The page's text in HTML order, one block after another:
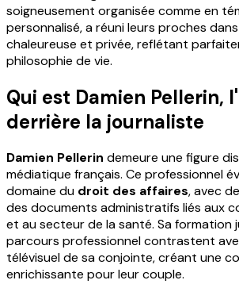
soigneusement organisée comme en
personnalisé, a réuni leurs proches
chaleureuse et privée, reflétant
philosophie de vie.
Qui est Damien Pellerin,
derrière la journaliste
Damien Pellerin demeure une figure
médiatique français. Ce professionnel
domaine du droit des affaires, avec
des documents administratifs liés aux
et au secteur de la santé. Sa formation
parcours professionnel contrastent
télévisuel de sa conjointe, créant une
enrichissante pour leur couple.